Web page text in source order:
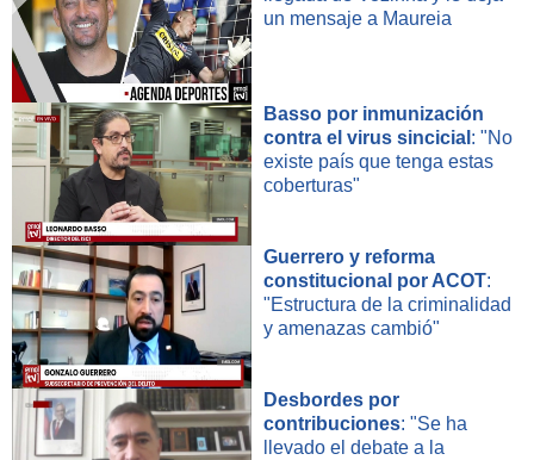
un mensaje a Maureia
Basso por inmunización
contra el virus sincicial : "No
existe país que tenga estas
coberturas"
Guerrero y reforma
constitucional por ACOT:
"Estructura de la criminalidad
y amenazas cambió"
Desbordes por
contribuciones: "Se ha
llevado el debate a la